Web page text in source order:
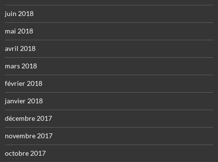
juin 2018
mai 2018
avril 2018
mars 2018
février 2018
janvier 2018
décembre 2017
novembre 2017
octobre 2017